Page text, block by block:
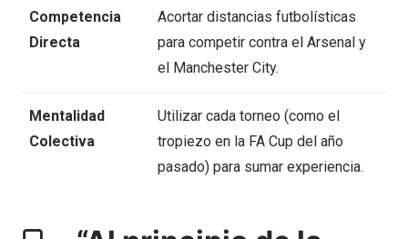
Competencia
Directa
Acortar distancias futbolísticas
para competir contra el Arsenal y
el Manchester City.
Mentalidad
Colectiva
Utilizar cada torneo (como el
tropiezo en la FA Cup del año
pasado) para sumar experiencia.